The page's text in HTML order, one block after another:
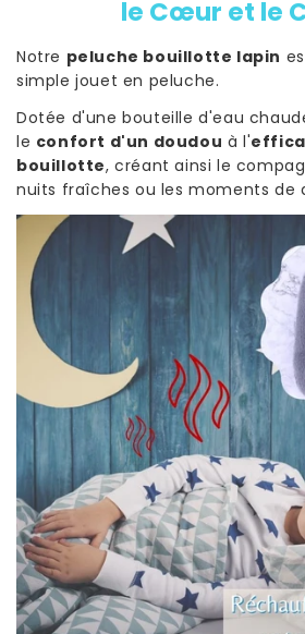
le Cœur et le
Notre peluche bouillotte lapin
simple jouet en peluche.
Dotée d'une bouteille d'eau
le confort d'un doudou à l'
bouillotte, créant ainsi le
nuits fraîches ou les moments de